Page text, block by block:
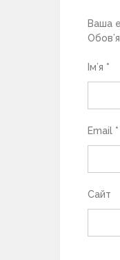
и
с
і
в
Ваша
Ім’я *
Email *
Сайт